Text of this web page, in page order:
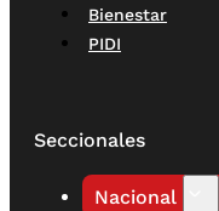
Bienestar
PIDI
Seccionales
Nacional